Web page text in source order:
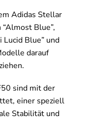
Adidas Stellar
Blue”,
Blue” und
darauf
sind mit der
einer speziell
Stabilität und